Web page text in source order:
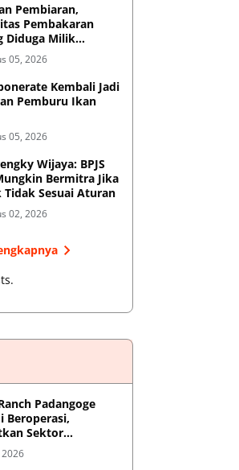
Pembiaran,
Pembakaran
Diduga Milik
Satpol PP Kembali
05, 2026
Kembali Jadi
Pemburu Ikan
05, 2026
Wijaya: BPJS
Bermitra Jika
Tidak Sesuai Aturan
02, 2026
Padangoge
Beroperasi,
Sektor
Sapi di
Selayar
2026